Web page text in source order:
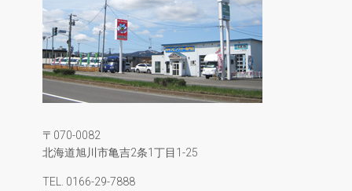
〒070-0082
北海道旭川市亀吉2条1丁目1-25
TEL. 0166-29-7888